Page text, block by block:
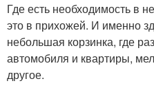
Где есть необходимость в
это в прихожей. И именно
небольшая корзинка, где
автомобиля и квартиры,
другое.